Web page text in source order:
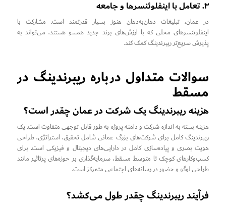
۳. تعامل با اینفلوئنسرها و جامعه
در عمان، تبلیغات دهان‌به‌دهان هنوز بسیار قدرتمند است. مشارکت با
اینفلوئنسرهای محلی که با ارزش‌های برند جدید همسو هستند، می‌تواند به
پذیرش سریع‌تر ریبرندینگ کمک کند.
سوالات متداول درباره ریبرندینگ در
مسقط
هزینه ریبرندینگ یک شرکت در عمان چقدر است؟
هزینه بسته به اندازه شرکت و دامنه پروژه به طور قابل توجهی متفاوت است. یک
ریبرندینگ کامل برای شرکت‌های بزرگ عمانی شامل تحقیق، استراتژی، طراحی
هویت بصری و پیاده‌سازی کامل در دارایی‌های دیجیتال و فیزیکی است. برای
کسب‌وکارهای کوچک تا متوسط مسقط، سرمایه‌گذاری بر حوزه‌های پرتاثیر مانند
طراحی لوگو و حضور در رسانه‌های اجتماعی متمرکز است.
فرآیند ریبرندینگ چقدر طول می‌کشد؟